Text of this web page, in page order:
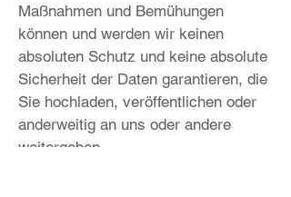
Maßnahmen und Bemühungen
können und werden wir keinen
absoluten Schutz und keine absolute
Sicherheit der Daten garantieren, die
Sie hochladen, veröffentlichen oder
anderweitig an uns oder andere
weitergeben.